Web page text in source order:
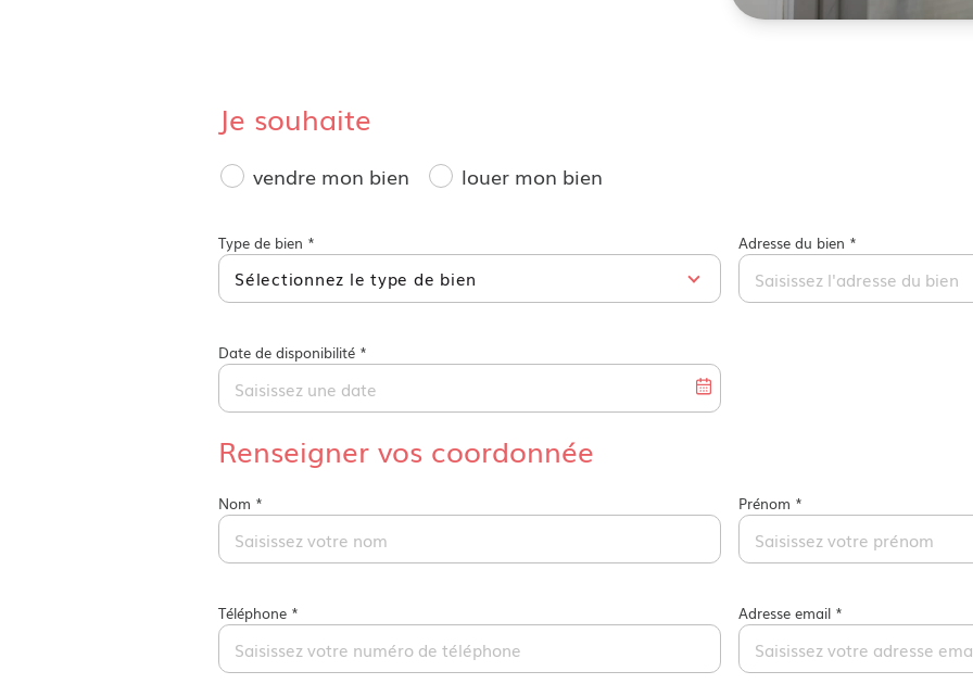
Je souhaite
vendre mon bien louer mon bien
Type de bien *
Sélectionnez le type de bien
Adresse du bien *
Date de disponibilité *
Renseigner vos coordonnée
Nom * Prénom *
Téléphone * Adresse email *